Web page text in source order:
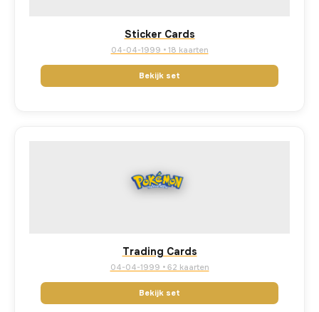
Sticker Cards
04-04-1999 • 18 kaarten
Bekijk set
Trading Cards
04-04-1999 • 62 kaarten
Bekijk set